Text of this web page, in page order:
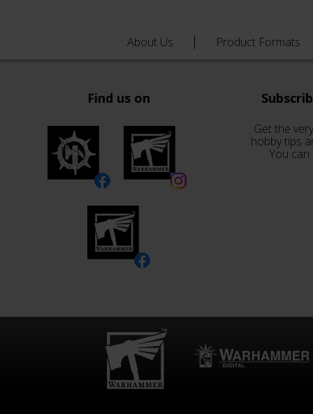
About Us Product Formats
Find us on
Get the
hobby tips
You